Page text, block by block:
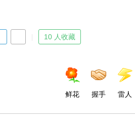
10 人收藏
鲜花 握手 雷人